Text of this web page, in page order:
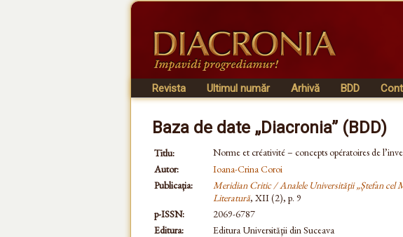
Revista Ultimul număr Arhivă BDD
Baza de date „Diacronia” (BDD)
Titlu:
Norme et créativité – concepts opératoires de
Autor:
Ioana-Crina Coroi
Publicația:
Meridian Critic / Analele Universităţii „Ștefan cel
Literatură, XII (2), p. 9
p-ISSN:
2069-6787
Editura:
Editura Universităţii din Suceava